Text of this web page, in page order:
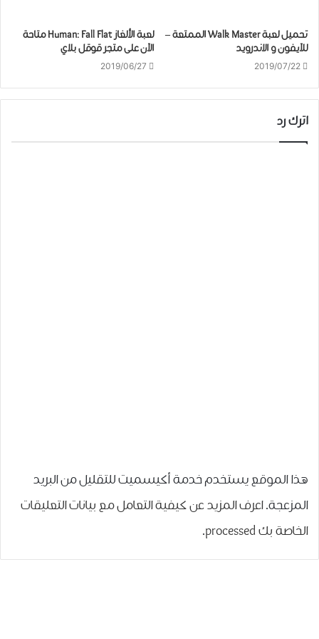
تحميل ﻟﻌﺒﺔ Walk Master الممتعة –
للآيفون و الاندرويد
2019/07/22
لعبة الألغاز Human: Fall Flat متاحة
الآن على متجر قوقل بلاي
2019/06/27
اترك رد
هذا الموقع يستخدم خدمة أكيسميت للتقليل من البريد
المزعجة.اعرف المزيد عن كيفية التعامل مع بيانات التعليقات
الخاصة بك processed
.